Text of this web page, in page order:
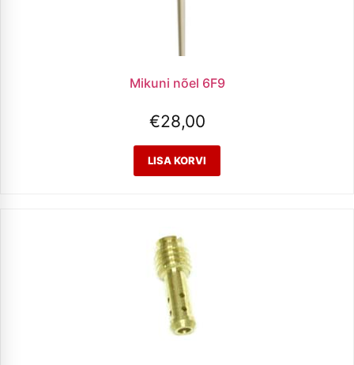
Mikuni nõel 6F9
€28,00